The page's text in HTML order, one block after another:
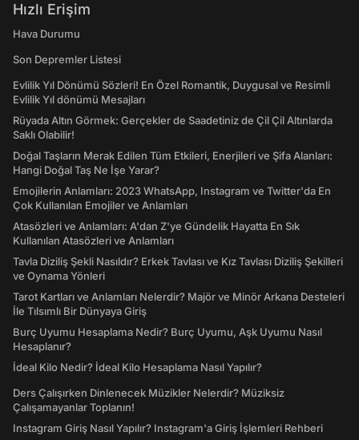
Hızlı Erişim
Hava Durumu
Son Depremler Listesi
Evlilik Yıl Dönümü Sözleri! En Özel Romantik, Duygusal ve Resimli
Evlilik Yıl dönümü Mesajları
Rüyada Altın Görmek: Gerçekler de Saadetiniz de Çil Çil Altınlarda
Saklı Olabilir!
Doğal Taşların Merak Edilen Tüm Etkileri, Enerjileri ve Şifa Alanları:
Hangi Doğal Taş Ne İşe Yarar?
Emojilerin Anlamları: 2023 WhatsApp, Instagram ve Twitter'da En
Çok Kullanılan Emojiler ve Anlamları
Atasözleri ve Anlamları: A'dan Z'ye Gündelik Hayatta En Sık
Kullanılan Atasözleri ve Anlamları
Tavla Diziliş Şekli Nasıldır? Erkek Tavlası ve Kız Tavlası Diziliş Şekilleri
ve Oynama Yönleri
Tarot Kartları ve Anlamları Nelerdir? Majör ve Minör Arkana Desteleri
İle Tılsımlı Bir Dünyaya Giriş
Burç Uyumu Hesaplama Nedir? Burç Uyumu, Aşk Uyumu Nasıl
Hesaplanır?
İdeal Kilo Nedir? İdeal Kilo Hesaplama Nasıl Yapılır?
Ders Çalışırken Dinlenecek Müzikler Nelerdir? Müziksiz
Çalışamayanlar Toplanın!
Instagram Giriş Nasıl Yapılır? Instagram'a Giriş İşlemleri Rehberi